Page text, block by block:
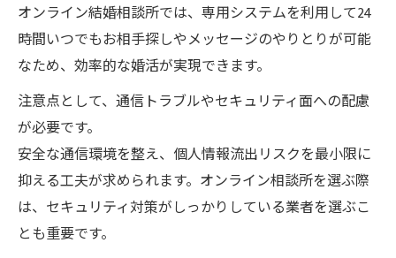
オンライン結婚相談所では、専用システムを利用して24
時間いつでもお相手探しやメッセージのやりとりが可能
なため、効率的な婚活が実現できます。
注意点として、通信トラブルやセキュリティ面への配慮
が必要です。
安全な通信環境を整え、個人情報流出リスクを最小限に
抑える工夫が求められます。オンライン相談所を選ぶ際
は、セキュリティ対策がしっかりしている業者を選ぶこ
とも重要です。